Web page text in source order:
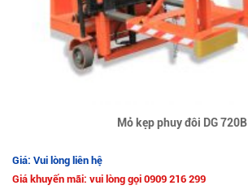
Mỏ kẹp phuy đôi DG 720B
Giá: Vui lòng liên hệ
Giá khuyến mãi: vui lòng gọi 0909 216 299